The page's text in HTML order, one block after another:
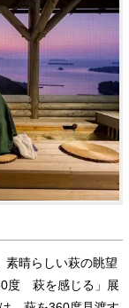
素晴らしい萩の眺望
度 萩を感じる」展